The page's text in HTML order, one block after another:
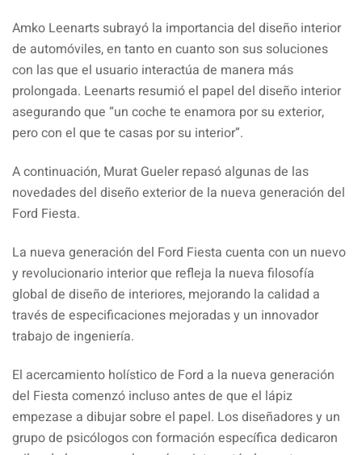
Amko Leenarts subrayó la importancia del diseño interior
de automóviles, en tanto en cuanto son sus soluciones
con las que el usuario interactúa de manera más
prolongada. Leenarts resumió el papel del diseño interior
asegurando que “un coche te enamora por su exterior,
pero con el que te casas por su interior”.
A continuación, Murat Gueler repasó algunas de las
novedades del diseño exterior de la nueva generación del
Ford Fiesta.
La nueva generación del Ford Fiesta cuenta con un nuevo
y revolucionario interior que refleja la nueva filosofía
global de diseño de interiores, mejorando la calidad a
través de especificaciones mejoradas y un innovador
trabajo de ingeniería.
El acercamiento holístico de Ford a la nueva generación
del Fiesta comenzó incluso antes de que el lápiz
empezase a dibujar sobre el papel. Los diseñadores y un
grupo de psicólogos con formación específica dedicaron